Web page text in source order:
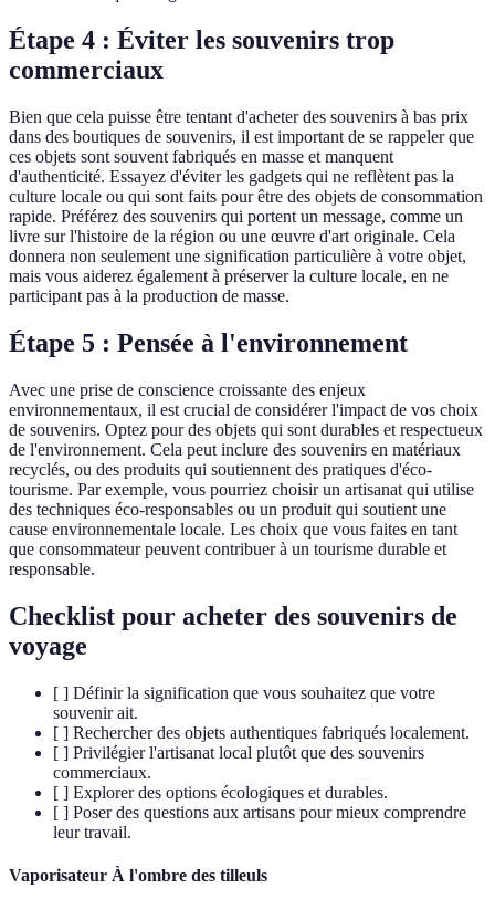
Étape 4 : Éviter les souvenirs trop
commerciaux
Bien que cela puisse être tentant d'acheter des souvenirs à bas prix
dans des boutiques de souvenirs, il est important de se rappeler que
ces objets sont souvent fabriqués en masse et manquent
d'authenticité. Essayez d'éviter les gadgets qui ne reflètent pas la
culture locale ou qui sont faits pour être des objets de consommation
rapide. Préférez des souvenirs qui portent un message, comme un
livre sur l'histoire de la région ou une œuvre d'art originale. Cela
donnera non seulement une signification particulière à votre objet,
mais vous aiderez également à préserver la culture locale, en ne
participant pas à la production de masse.
Étape 5 : Pensée à l'environnement
Avec une prise de conscience croissante des enjeux
environnementaux, il est crucial de considérer l'impact de vos choix
de souvenirs. Optez pour des objets qui sont durables et respectueux
de l'environnement. Cela peut inclure des souvenirs en matériaux
recyclés, ou des produits qui soutiennent des pratiques d'éco-
tourisme. Par exemple, vous pourriez choisir un artisanat qui utilise
des techniques éco-responsables ou un produit qui soutient une
cause environnementale locale. Les choix que vous faites en tant
que consommateur peuvent contribuer à un tourisme durable et
responsable.
Checklist pour acheter des souvenirs de
voyage
[ ] Définir la signification que vous souhaitez que votre
souvenir ait.
[ ] Rechercher des objets authentiques fabriqués localement.
[ ] Privilégier l'artisanat local plutôt que des souvenirs
commerciaux.
[ ] Explorer des options écologiques et durables.
[ ] Poser des questions aux artisans pour mieux comprendre
leur travail.
Vaporisateur À l'ombre des tilleuls